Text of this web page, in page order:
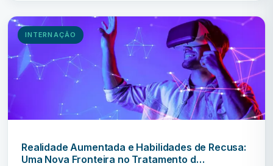
INTERNAÇÃO
Realidade Aumentada e Habilidades de Recusa:
Uma Nova Fronteira no Tratamento d…